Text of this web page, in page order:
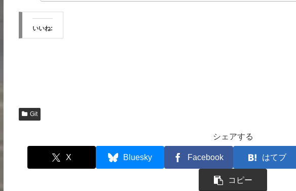
いいね:
Git
シェアする
X Bluesky Facebook はてブ
コピー